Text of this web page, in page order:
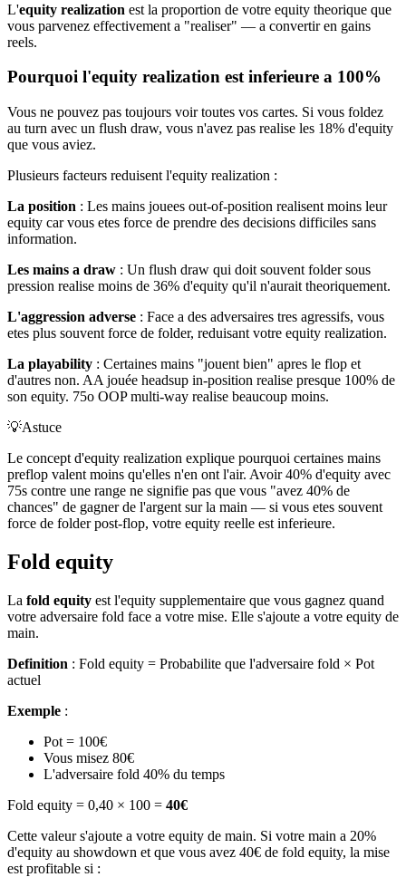
L'equity realization est la proportion de votre equity theorique que
vous parvenez effectivement a "realiser" — a convertir en gains
reels.
Pourquoi l'equity realization est inferieure a 100%
Vous ne pouvez pas toujours voir toutes vos cartes. Si vous foldez
au turn avec un flush draw, vous n'avez pas realise les 18% d'equity
que vous aviez.
Plusieurs facteurs reduisent l'equity realization :
La position : Les mains jouees out-of-position realisent moins leur
equity car vous etes force de prendre des decisions difficiles sans
information.
Les mains a draw : Un flush draw qui doit souvent folder sous
pression realise moins de 36% d'equity qu'il n'aurait theoriquement.
L'aggression adverse : Face a des adversaires tres agressifs, vous
etes plus souvent force de folder, reduisant votre equity realization.
La playability : Certaines mains "jouent bien" apres le flop et
d'autres non. AA jouée headsup in-position realise presque 100% de
son equity. 75o OOP multi-way realise beaucoup moins.
💡Astuce
Le concept d'equity realization explique pourquoi certaines mains
preflop valent moins qu'elles n'en ont l'air. Avoir 40% d'equity avec
75s contre une range ne signifie pas que vous "avez 40% de
chances" de gagner de l'argent sur la main — si vous etes souvent
force de folder post-flop, votre equity reelle est inferieure.
Fold equity
La fold equity est l'equity supplementaire que vous gagnez quand
votre adversaire fold face a votre mise. Elle s'ajoute a votre equity de
main.
Definition : Fold equity = Probabilite que l'adversaire fold × Pot
actuel
Exemple :
Pot = 100€
Vous misez 80€
L'adversaire fold 40% du temps
Fold equity = 0,40 × 100 = 40€
Cette valeur s'ajoute a votre equity de main. Si votre main a 20%
d'equity au showdown et que vous avez 40€ de fold equity, la mise
est profitable si :